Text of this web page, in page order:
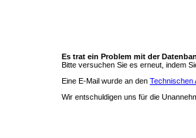
Es trat ein Problem mit der
Bitte versuchen Sie es erneut, indem
Eine E-Mail wurde an den Technischen
Wir entschuldigen uns für die